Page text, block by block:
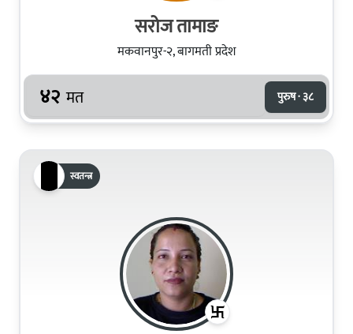
सरोज तामाङ
मकवानपुर-२, बागमती प्रदेश
४२ मत पुरुष · ३८
स्वतन्त्र